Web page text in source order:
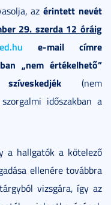
azérintett nevét
29. szerda 12 óráig
e-mail címre
„nem értékelhető”
(nem
időszakban a
a hallgatók a kötelező
ellenére továbbra
vizsgára, így az